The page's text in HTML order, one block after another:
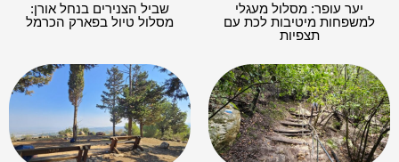
יער עופר: מסלול מעגלי
למשפחות מיטיבות לכת עם
תצפיות
שביל הצנירים בנחל אורן:
מסלול טיול בפארק הכרמל